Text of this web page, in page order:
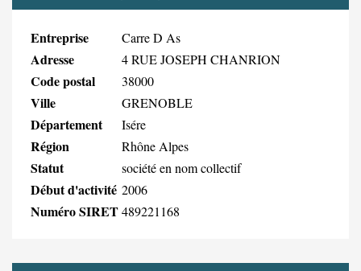
Entreprise Carre D As
Adresse 4 RUE JOSEPH CHANRION
Code postal 38000
Ville GRENOBLE
Département Isére
Région Rhône Alpes
Statut société en nom collectif
Début d'activité 2006
Numéro SIRET489221168